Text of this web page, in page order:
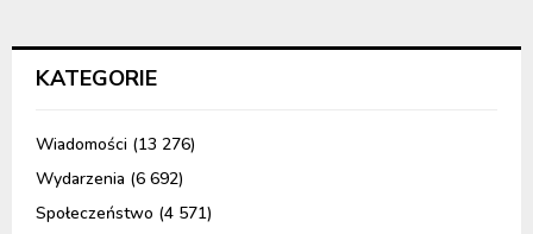
KATEGORIE
Wiadomości (13 276)
Wydarzenia (6 692)
Społeczeństwo (4 571)